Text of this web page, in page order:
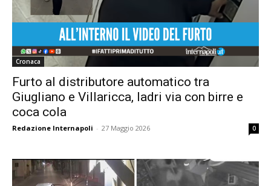
Cronaca
Furto al distributore automatico tra
Giugliano e Villaricca, ladri via con birre e
coca cola
Redazione Internapoli - 27 Maggio 2026 0